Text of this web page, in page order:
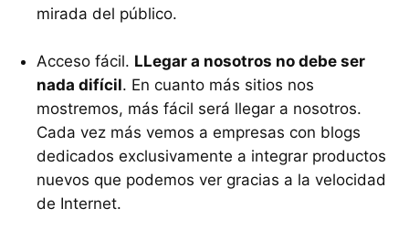
mirada del público.
Acceso fácil. LLegar a nosotros no debe ser
nada difícil. En cuanto más sitios nos
mostremos, más fácil será llegar a nosotros.
Cada vez más vemos a empresas con blogs
dedicados exclusivamente a integrar productos
nuevos que podemos ver gracias a la velocidad
de Internet.